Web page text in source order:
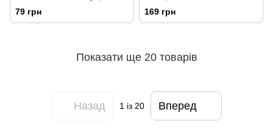
Cablexpert CC-HDMI4-0.5M
0.5m
79 грн
контактами, Cablexpert CC-
HDMI490-6 1.8m
169 грн
Показати ще 20 товарів
Назад 1 із 20 Вперед